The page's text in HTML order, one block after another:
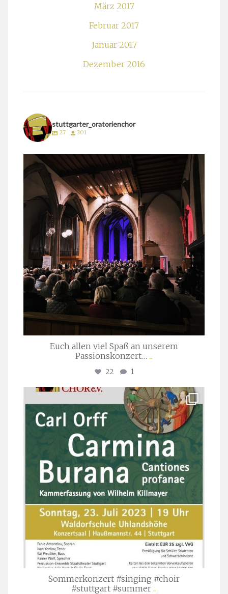
März 2017
Februar 2017
Januar 2017
Dezember 2016
stuttgarter_oratorienchor
27 301
stuttgarter_oratorienchor
März 24
Euch allen viel Spaß an unserem
Passionskonzert… ...
22 1
stuttgarter_oratorienchor
Juli 22
Sommerkonzert #singing #choir
#stuttgart #summer ...